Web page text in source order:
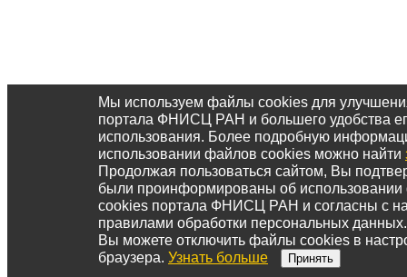
Мы используем файлы cookies для
портала ФНИСЦ РАН и большего удобства
использования. Более подробную
использовании файлов cookies можно найти
Продолжая пользоваться сайтом, Вы
были проинформированы об
cookies портала ФНИСЦ РАН и согласны с
правилами обработки персональных данных.
Вы можете отключить файлы cookies в
браузера. Узнать больше Принять